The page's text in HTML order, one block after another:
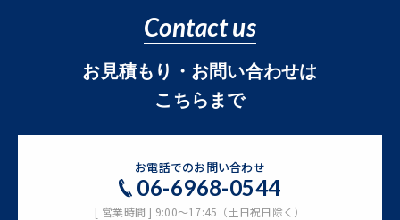
Contact us
お見積もり・お問い合わせは
こちらまで
お電話でのお問い合わせ
06-6968-0544
[ 営業時間 ] 9:00～17:45（土日祝日除く）